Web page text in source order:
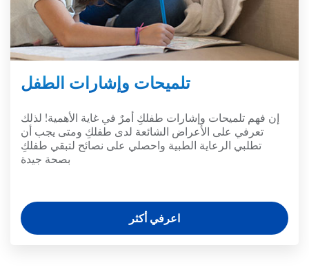
تلميحات وإشارات الطفل
إن فهم تلميحات وإشارات طفلكِ أمرٌ في غاية الأهمية! لذلك
تعرفي على الأعراض الشائعة لدى طفلكِ ومتى يجب أن
تطلبي الرعاية الطبية واحصلي على نصائح لتبقي طفلكِ
بصحة جيدة
اعرفي أكثر